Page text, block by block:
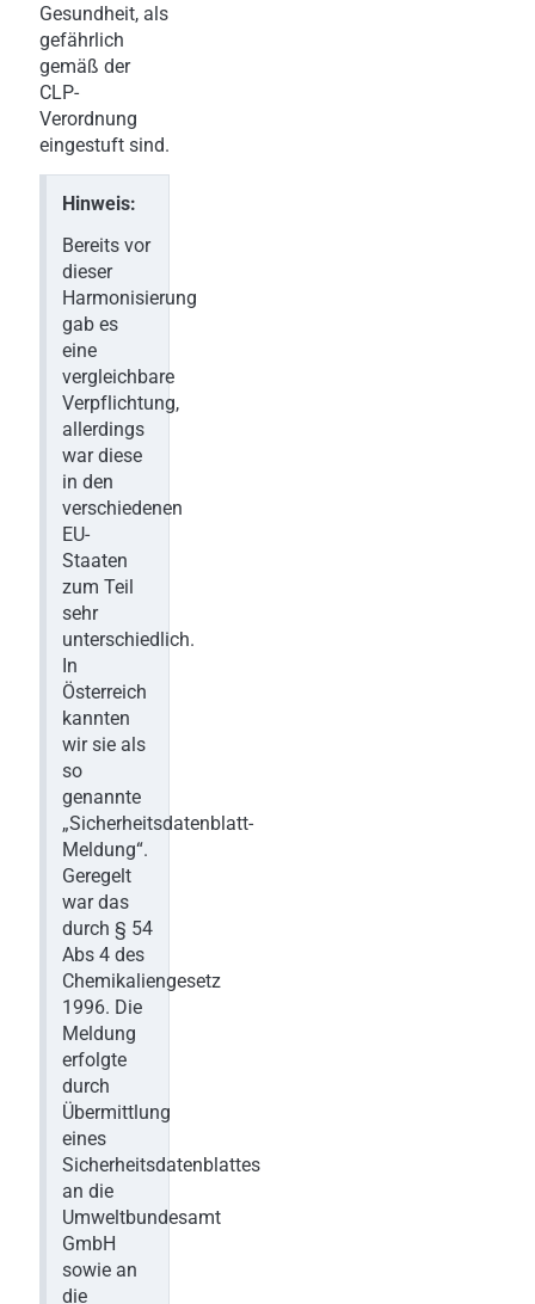
Gesundheit, als
gefährlich
gemäß der
CLP-
Verordnung
eingestuft sind.
Hinweis:
Bereits vor
dieser
Harmonisierung
gab es
eine
vergleichbare
Verpflichtung,
allerdings
war diese
in den
verschiedenen
EU-
Staaten
zum Teil
sehr
unterschiedlich.
In
Österreich
kannten
wir sie als
so
genannte
„Sicherheitsdatenblatt-
Meldung“.
Geregelt
war das
durch § 54
Abs 4 des
Chemikaliengesetz
1996. Die
Meldung
erfolgte
durch
Übermittlung
eines
Sicherheitsdatenblattes
an die
Umweltbundesamt
GmbH
sowie an
die